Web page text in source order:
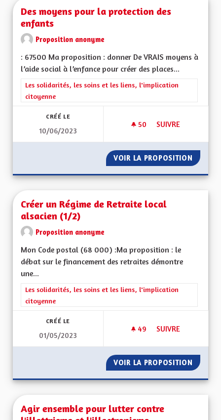
Des moyens pour la protection des
enfants
Proposition anonyme
: 67500 Ma proposition : donner De VRAIS moyens à
l’aide social à l’enfance pour créer des places...
Filtrer les résultats de la catégorie : Les solidarités, les soins
Les solidarités, les soins et les liens, l'implication
citoyenne
CRÉÉ LE
10/06/2023
50 50 ABONNÉS
SUIVRE
VOIR LA PROPOSITION DES
Créer un Régime de Retraite local
alsacien (1/2)
Proposition anonyme
Mon Code postal (68 000) :Ma proposition : le
débat sur le financement des retraites démontre
une...
Filtrer les résultats de la catégorie : Les solidarités, les soins
Les solidarités, les soins et les liens, l'implication
citoyenne
CRÉÉ LE
01/05/2023
49 49 ABONNÉS
SUIVRE
VOIR LA PROPOSITION
Agir ensemble pour lutter contre